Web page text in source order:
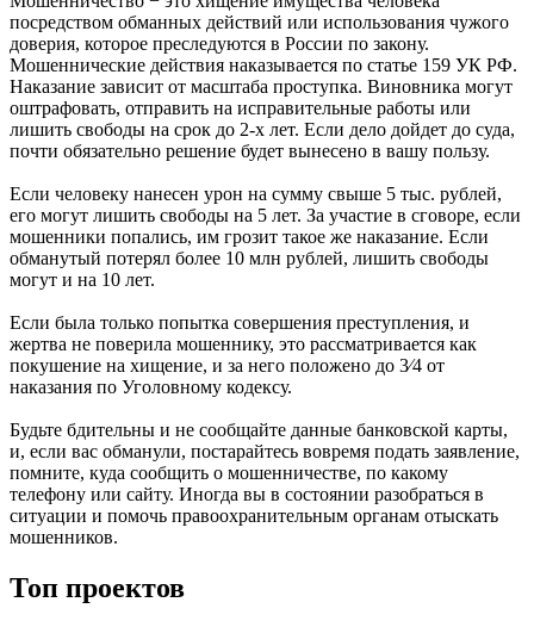
посредством обманных действий или использования чужого
доверия, которое преследуются в России по закону.
Мошеннические действия наказывается по статье 159 УК РФ.
Наказание зависит от масштаба проступка. Виновника могут
оштрафовать, отправить на исправительные работы или
лишить свободы на срок до 2-х лет. Если дело дойдет до суда,
почти обязательно решение будет вынесено в вашу пользу.
Если человеку нанесен урон на сумму свыше 5 тыс. рублей,
его могут лишить свободы на 5 лет. За участие в сговоре, если
мошенники попались, им грозит такое же наказание. Если
обманутый потерял более 10 млн рублей, лишить свободы
могут и на 10 лет.
Если была только попытка совершения преступления, и
жертва не поверила мошеннику, это рассматривается как
покушение на хищение, и за него положено до 3⁄4 от
наказания по Уголовному кодексу.
Будьте бдительны и не сообщайте данные банковской карты,
и, если вас обманули, постарайтесь вовремя подать заявление,
помните, куда сообщить о мошенничестве, по какому
телефону или сайту. Иногда вы в состоянии разобраться в
ситуации и помочь правоохранительным органам отыскать
мошенников.
Топ проектов